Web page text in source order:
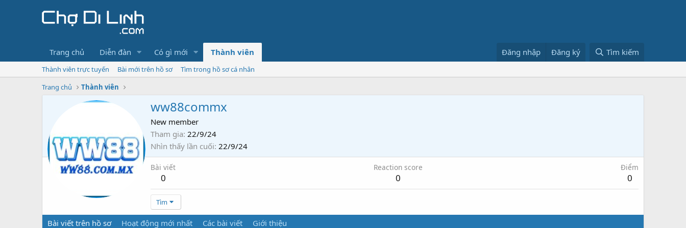
Trang chủ Diễn đàn Có gì mới Thành viên Đăng nhập Đăng ký Tìm kiếm
Thành viên trực tuyến Bài mới trên hồ sơ
Tìm trong hồ sơ cá nhân
Trang chủ
Thành viên
ww88commx
New member
Tham gia 22/9/24
Nhìn thấy lần cuối 22/9/24
Bài viết
0
Reaction score
0
Điểm
0
Tìm
Bài viết trên hồ sơ Hoạt động mới nhất Các bài viết Giới thiệu